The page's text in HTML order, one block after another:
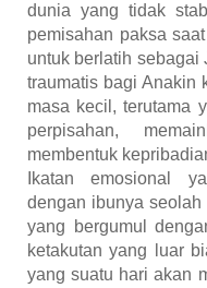
dunia yang tidak
pemisahan paksa
untuk berlatih
traumatis bagi Anakin
masa kecil, terutama
perpisahan,
membentuk
Ikatan emosional
dengan ibunya seolah
yang bergumul
ketakutan yang luar
yang suatu hari akan